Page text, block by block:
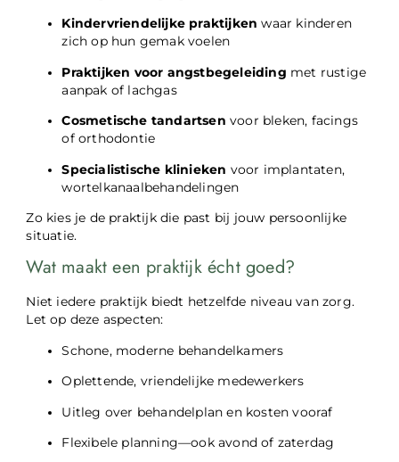
Kindervriendelijke praktijken waar kinderen
zich op hun gemak voelen
Praktijken voor angstbegeleiding met rustige
aanpak of lachgas
Cosmetische tandartsen voor bleken, facings
of orthodontie
Specialistische klinieken voor implantaten,
wortelkanaalbehandelingen
Zo kies je de praktijk die past bij jouw persoonlijke
situatie.
Wat maakt een praktijk écht goed?
Niet iedere praktijk biedt hetzelfde niveau van zorg.
Let op deze aspecten:
Schone, moderne behandelkamers
Oplettende, vriendelijke medewerkers
Uitleg over behandelplan en kosten vooraf
Flexibele planning—ook avond of zaterdag